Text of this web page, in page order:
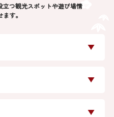
つ観光スポットや遊び場情
す。